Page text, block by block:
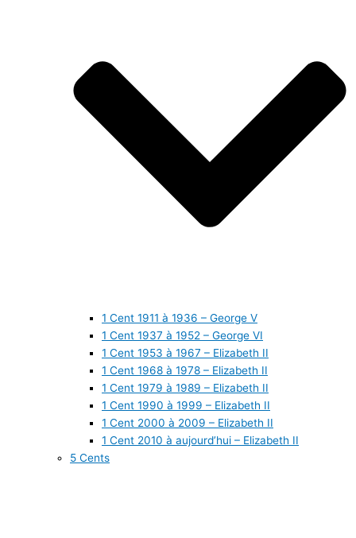
1 Cent 1911 à 1936 – George V
1 Cent 1937 à 1952 – George VI
1 Cent 1953 à 1967 – Elizabeth II
1 Cent 1968 à 1978 – Elizabeth II
1 Cent 1979 à 1989 – Elizabeth II
1 Cent 1990 à 1999 – Elizabeth II
1 Cent 2000 à 2009 – Elizabeth II
1 Cent 2010 à aujourd’hui – Elizabeth II
5 Cents